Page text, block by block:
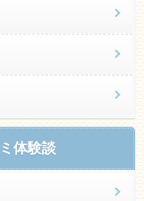
体験談